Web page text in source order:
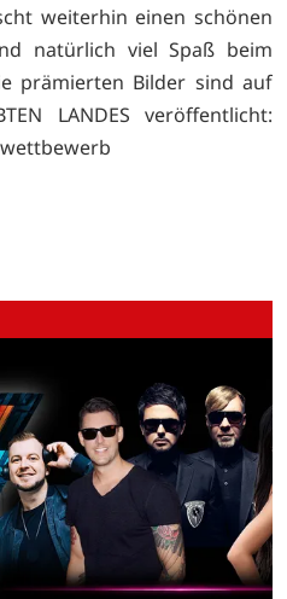
weiterhin einen schönen
natürlich viel Spaß beim
prämierten Bilder sind auf
LANDES veröffentlicht: